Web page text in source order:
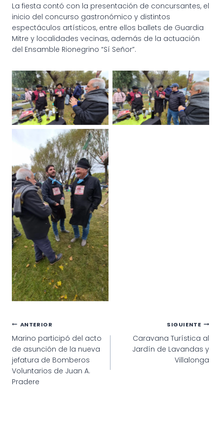
La fiesta contó con la presentación de concursantes, el
inicio del concurso gastronómico y distintos
espectáculos artísticos, entre ellos ballets de Guardia
Mitre y localidades vecinas, además de la actuación
del Ensamble Rionegrino “Sí Señor”.
Navegación
de
entradas
ANTERIOR
Marino participó del acto
de asunción de la nueva
jefatura de Bomberos
Voluntarios de Juan A.
Pradere
SIGUIENTE
Caravana Turística al
Jardín de Lavandas y
Villalonga